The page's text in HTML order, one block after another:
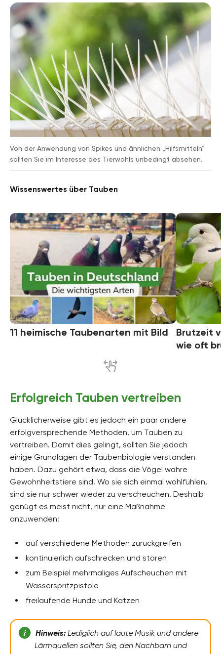
Von der Anwendung von Spikes und ähnlichen „Hilfsmitteln“
sollten Sie im Interesse des Tierwohls unbedingt absehen.
Wissenswertes über Tauben
11 heimische Taubenarten mit Bild
Brutzeit
wie oft
Erfolgreich Tauben vertreiben
Glücklicherweise gibt es jedoch ein paar andere
erfolgversprechende Methoden, um Tauben zu
vertreiben. Damit dies gelingt, sollten Sie jedoch
einige Grundlagen der Taubenbiologie verstanden
haben. Dazu gehört etwa, dass die Vögel wahre
Gewohnheitstiere sind. Wo sie sich einmal wohlfühlen,
sind sie nur schwer wieder zu verscheuchen. Deshalb
genügt es meist nicht, nur eine Maßnahme
anzuwenden:
auf verschiedene Methoden zurückgreifen
kontinuierlich aufschrecken und stören
zum Beispiel mehrmaliges Aufscheuchen mit
Wasserspritzpistole
freilaufende Hunde und Katzen
Hinweis:Lediglich auf laute Musik und andere
Lärmquellen sollten Sie, den Nachbarn und